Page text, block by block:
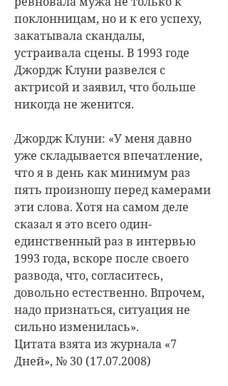
поклонницам, но и к его успеху,
закатывала скандалы,
устраивала сцены. В 1993 годе
Джордж Клуни развелся с
актрисой и заявил, что больше
никогда не женится.
Джордж Клуни: «У меня давно
уже складывается впечатление,
что я в день как минимум раз
пять произношу перед камерами
эти слова. Хотя на самом деле
сказал я это всего один-
единственный раз в интервью
1993 года, вскоре после своего
развода, что, согласитесь,
довольно естественно. Впрочем,
надо признаться, ситуация не
сильно изменилась».
Цитата взята из журнала «7
Дней», № 30 (17.07.2008)